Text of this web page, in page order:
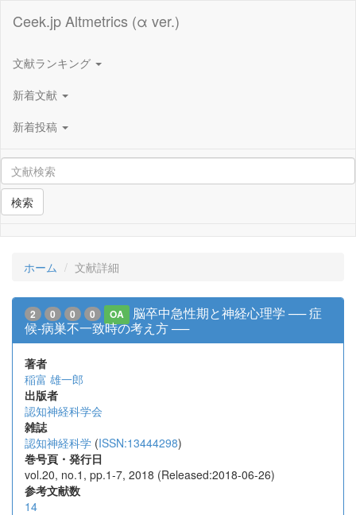
Ceek.jp Altmetrics (α ver.)
文献ランキング
新着文献
新着投稿
検索
ホーム 文献詳細
2 0 0 0 OA
脳卒中急性期と神経心理学 ── 症
候-病巣不一致時の考え方 ──
著者
稲富 雄一郎
出版者
認知神経科学会
雑誌
認知神経科学 (ISSN:13444298)
巻号頁・発行日
vol.20, no.1, pp.1-7, 2018 (Released:2018-06-26)
参考文献数
14